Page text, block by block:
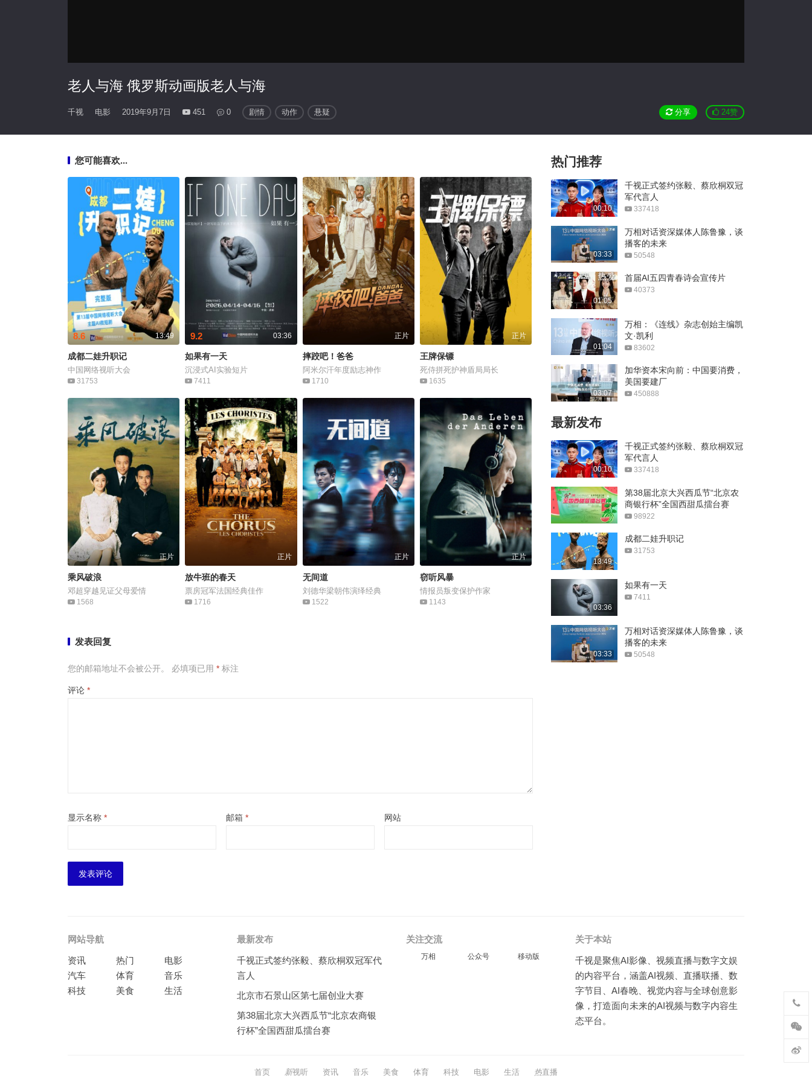
老人与海 俄罗斯动画版老人与海
千视 电影 2019年9月7日 451 0 分享 24赞
剧情 动作 悬疑
您可能喜欢...
13:49
8.6
成都二娃升职记
中国网络视听大会
31753
03:36
9.2
如果有一天
沉浸式AI实验短片
7411
正片
摔跤吧！爸爸
阿米尔汗年度励志神作
1710
正片
王牌保镖
死侍拼死护神盾局局长
1635
正片
乘风破浪
邓超穿越见证父母爱情
1568
正片
放牛班的春天
票房冠军法国经典佳作
1716
正片
无间道
刘德华梁朝伟演绎经典
1522
正片
窃听风暴
情报员叛变保护作家
1143
发表回复
您的邮箱地址不会被公开。 必填项已用 * 标注
评论 *
显示名称 * 邮箱 * 网站
热门推荐
00:10
千视正式签约张毅、蔡欣桐双冠
军代言人
337418
03:33
万相对话资深媒体人陈鲁豫，谈
播客的未来
50548
01:05
首届AI五四青春诗会宣传片
40373
01:04
万相：《连线》杂志创始主编凯
文·凯利
83602
03:07
加华资本宋向前：中国要消费，
美国要建厂
450888
最新发布
00:10
千视正式签约张毅、蔡欣桐双冠
军代言人
337418
第38届北京大兴西瓜节“北京农
商银行杯”全国西甜瓜擂台赛
98922
13:49
成都二娃升职记
31753
03:36
如果有一天
7411
03:33
万相对话资深媒体人陈鲁豫，谈
播客的未来
50548
网站导航
资讯 热门
电影
汽车
体育
音乐
科技
美食 生活
最新发布
千视正式签约张毅、蔡欣桐双冠军代
言人
北京市石景山区第七届创业大赛
第38届北京大兴西瓜节“北京农商银
行杯”全国西甜瓜擂台赛
关注交流
万相 公众号 移动版
关于本站
千视是聚焦AI影像、视频直播与数字文娱
的内容平台，涵盖AI视频、直播联播、数
字节目、AI春晚、视觉内容与全球创意影
像，打造面向未来的AI视频与数字内容生
态平台。
首页 新视听 资讯 音乐 美食 体育 科技 电影 生活 热直播